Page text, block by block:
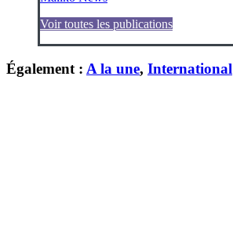
Voir toutes les publications
Également : A la une, International